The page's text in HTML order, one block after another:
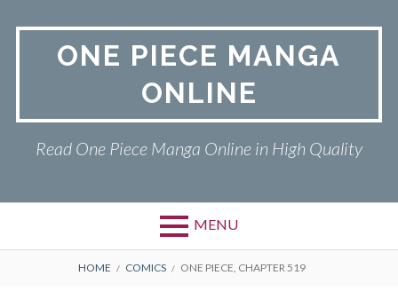
ONE PIECE MANGA
ONLINE
Read One Piece Manga Online in High Quality
MENU
Primary
ONE PIECE
BREADCRUMBS
HOME COMICS ONE PIECE, CHAPTER 519